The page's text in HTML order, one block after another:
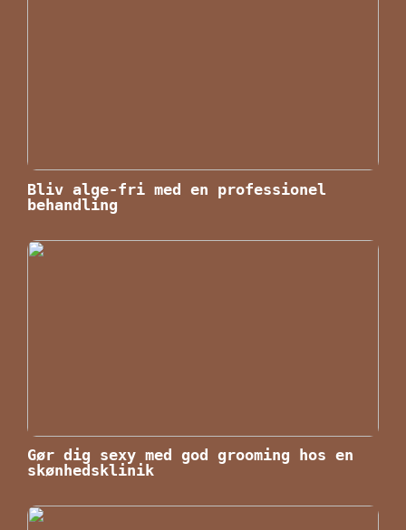
Bliv alge-fri med en professionel
behandling
Gør dig sexy med god grooming hos en
skønhedsklinik